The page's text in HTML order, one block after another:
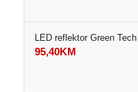
LED reflektor Green
95,40KM